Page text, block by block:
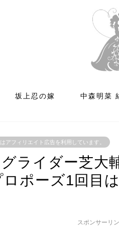
坂上忍の嫁 中森明菜
アフィリエイト広告を利用しています。
グライダー芝大
ポーズ1回目
スポンサーリ